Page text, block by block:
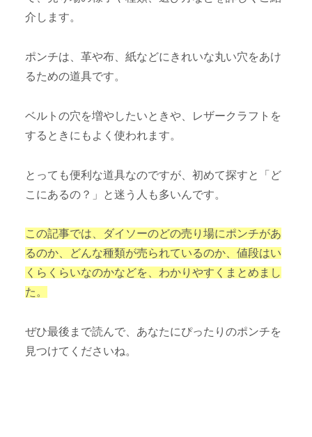
介します。
ポンチは、革や布、紙などにきれいな丸い穴をあけ
るための道具です。
ベルトの穴を増やしたいときや、レザークラフトを
するときにもよく使われます。
とっても便利な道具なのですが、初めて探すと「ど
こにあるの？」と迷う人も多いんです。
この記事では、ダイソーのどの売り場にポンチがあ
るのか、どんな種類が売られているのか、値段はい
くらくらいなのかなどを、わかりやすくまとめまし
た。
ぜひ最後まで読んで、あなたにぴったりのポンチを
見つけてくださいね。